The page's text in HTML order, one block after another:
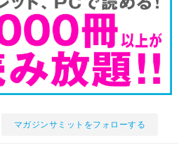
マガジンサミットをフォローする